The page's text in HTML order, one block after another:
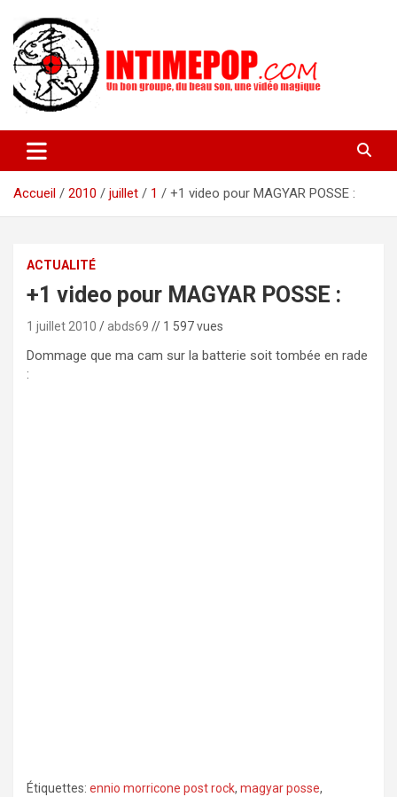
contenu
intimepop.com
actuelles pop rock, post-rock, indé sur Lyon. rock pop concert
lyon
Accueil
2010 juillet 1 +1 video pour MAGYAR POSSE :
ACTUALITÉ
+1 video pour MAGYAR POSSE :
1 juillet 2010 abds69 // 1 597 vues
Dommage que ma cam sur la batterie soit tombée en rade
:
Étiquettes: ennio morricone post rock, magyar posse,